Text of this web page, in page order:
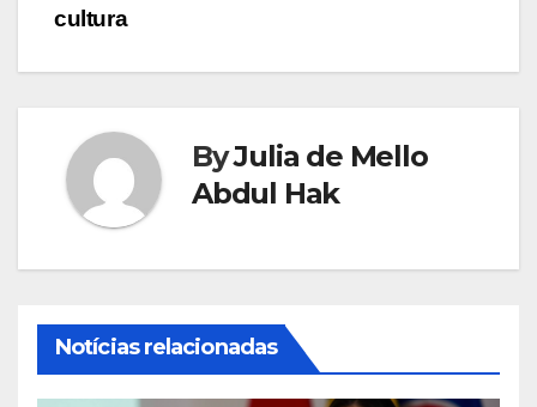
cultura
ByJulia de Mello
Abdul Hak
Notícias relacionadas